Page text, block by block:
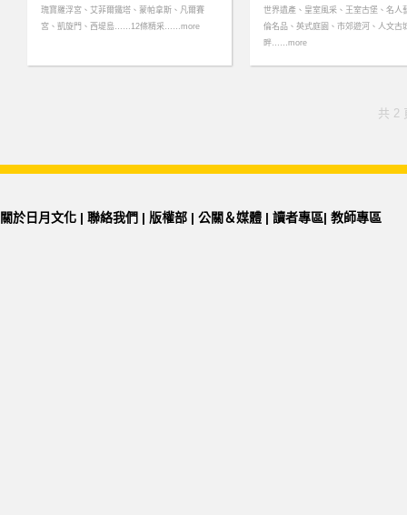
瑰寶羅浮宮、艾菲爾鐵塔、蒙帕拿斯、凡爾賽
宮、凱旋門、西堤島……12條精采……more
世界遺產、皇室風采、王室古堡、名人
倫名品、英式庭園、市郊遊河、人文古
畔……more
共 2
關於日月文化 | 聯絡我們 | 版權部 | 公關＆媒體 | 讀者專區| 教師專區